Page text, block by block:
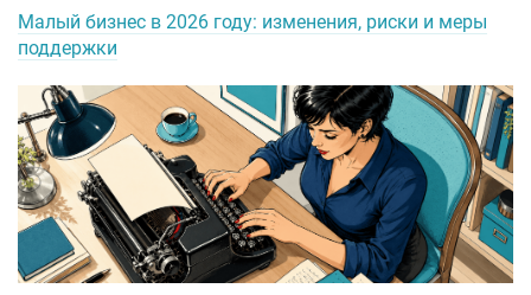
Малый бизнес в 2026 году: изменения, риски и меры
поддержки